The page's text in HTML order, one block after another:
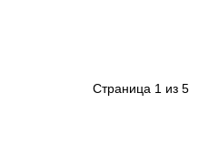
Страница 1 из 5